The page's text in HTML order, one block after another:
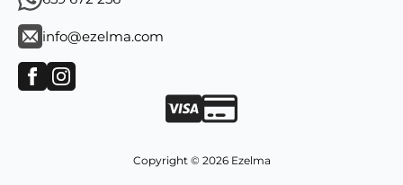
info@ezelma.com
Copyright © 2026 Ezelma